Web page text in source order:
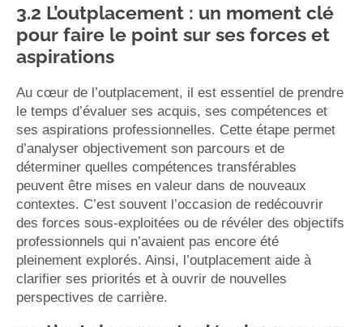
3.2 L’outplacement : un moment clé
pour faire le point sur ses forces et
aspirations
Au cœur de l’outplacement, il est essentiel de prendre
le temps d’évaluer ses acquis, ses compétences et
ses aspirations professionnelles. Cette étape permet
d’analyser objectivement son parcours et de
déterminer quelles compétences transférables
peuvent être mises en valeur dans de nouveaux
contextes. C’est souvent l’occasion de redécouvrir
des forces sous-exploitées ou de révéler des objectifs
professionnels qui n’avaient pas encore été
pleinement explorés. Ainsi, l’outplacement aide à
clarifier ses priorités et à ouvrir de nouvelles
perspectives de carrière.